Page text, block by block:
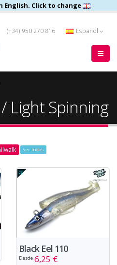
English. Click to change
(+34) 950 270 816 Español
Light Spinning
ver todos
Black Eel 110
Desde 6,25 €